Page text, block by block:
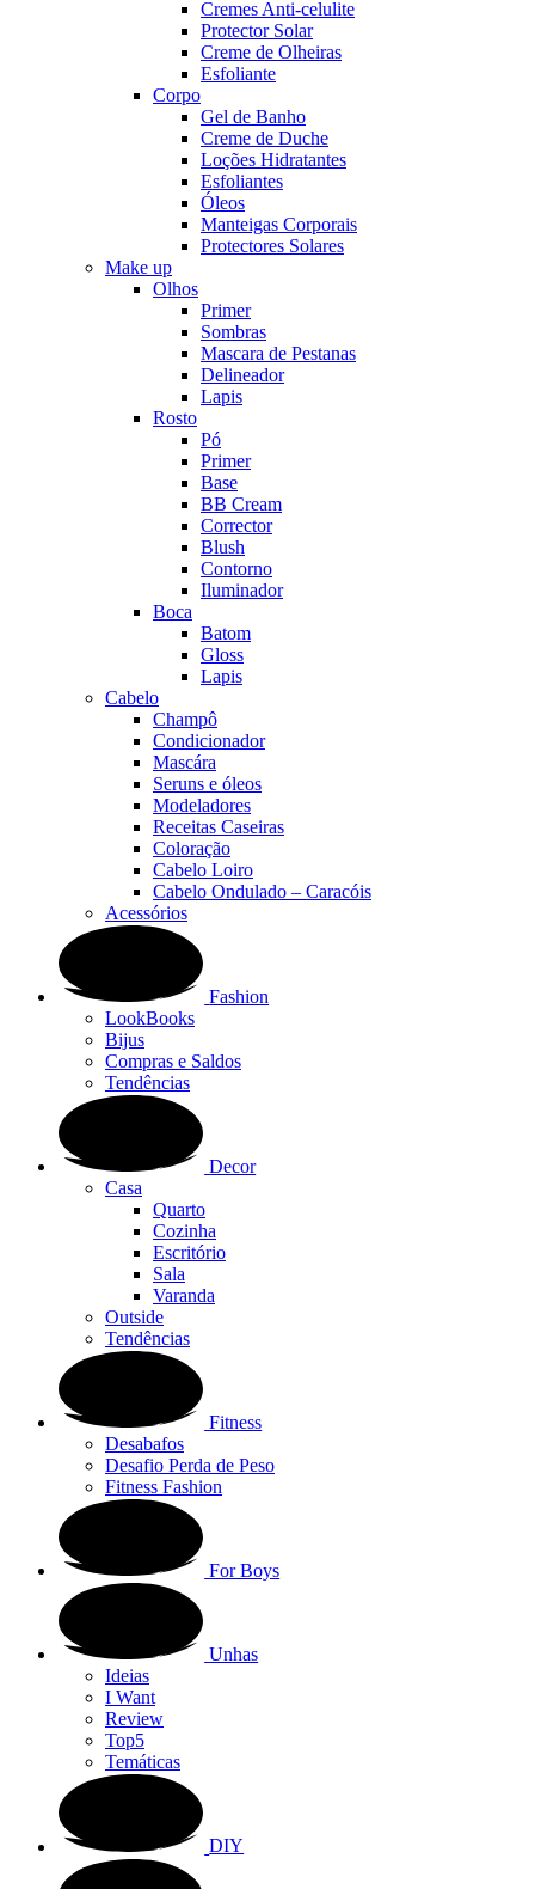
Cremes Anti-celulite
Protector Solar
Creme de Olheiras
Esfoliante
Corpo
Gel de Banho
Creme de Duche
Loções Hidratantes
Esfoliantes
Óleos
Manteigas Corporais
Protectores Solares
Make up
Olhos
Primer
Sombras
Mascara de Pestanas
Delineador
Lapis
Rosto
Pó
Primer
Base
BB Cream
Corrector
Blush
Contorno
Iluminador
Boca
Batom
Gloss
Lapis
Cabelo
Champô
Condicionador
Mascára
Seruns e óleos
Modeladores
Receitas Caseiras
Coloração
Cabelo Loiro
Cabelo Ondulado – Caracóis
Acessórios
Fashion
LookBooks
Bijus
Compras e Saldos
Tendências
Decor
Casa
Quarto
Cozinha
Escritório
Sala
Varanda
Outside
Tendências
Fitness
Desabafos
Desafio Perda de Peso
Fitness Fashion
For Boys
Unhas
Ideias
I Want
Review
Top5
Temáticas
DIY